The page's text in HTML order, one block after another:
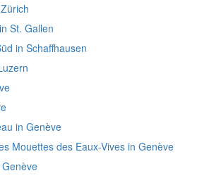
St. Gallen
in Schaffhausen
in Genève
Mouettes des Eaux-Vives in Genève